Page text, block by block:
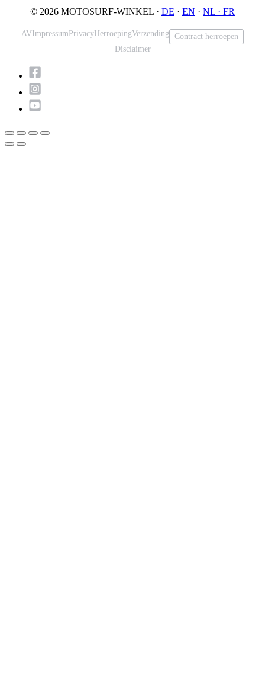
© 2026 MOTOSURF-WINKEL · DE · EN · NL · FR
AVImpressum Privacy HerroepingVerzending
Contract herroepen
Disclaimer
Scroll
naar